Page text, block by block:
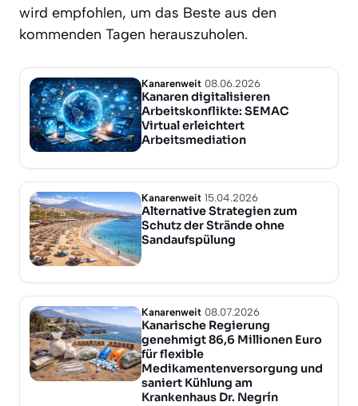
wird empfohlen, um das Beste aus den
kommenden Tagen herauszuholen.
Kanarenweit 08.06.2026
Kanaren digitalisieren
Arbeitskonflikte: SEMAC
Virtual erleichtert
Arbeitsmediation
Kanarenweit 15.04.2026
Alternative Strategien zum
Schutz der Strände ohne
Sandaufspülung
Kanarenweit 08.07.2026
Kanarische Regierung
genehmigt 86,6 Millionen Euro
für flexible
Medikamentenversorgung und
saniert Kühlung am
Krankenhaus Dr. Negrín